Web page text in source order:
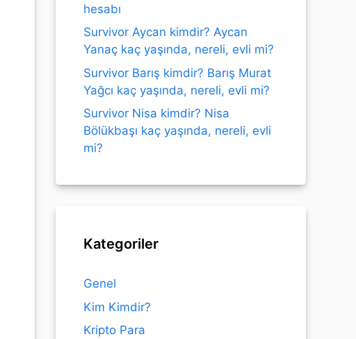
hesabı
Survivor Aycan kimdir? Aycan
Yanaç kaç yaşında, nereli, evli mi?
Survivor Barış kimdir? Barış Murat
Yağcı kaç yaşında, nereli, evli mi?
Survivor Nisa kimdir? Nisa
Bölükbaşı kaç yaşında, nereli, evli
mi?
Kategoriler
Genel
Kim Kimdir?
Kripto Para